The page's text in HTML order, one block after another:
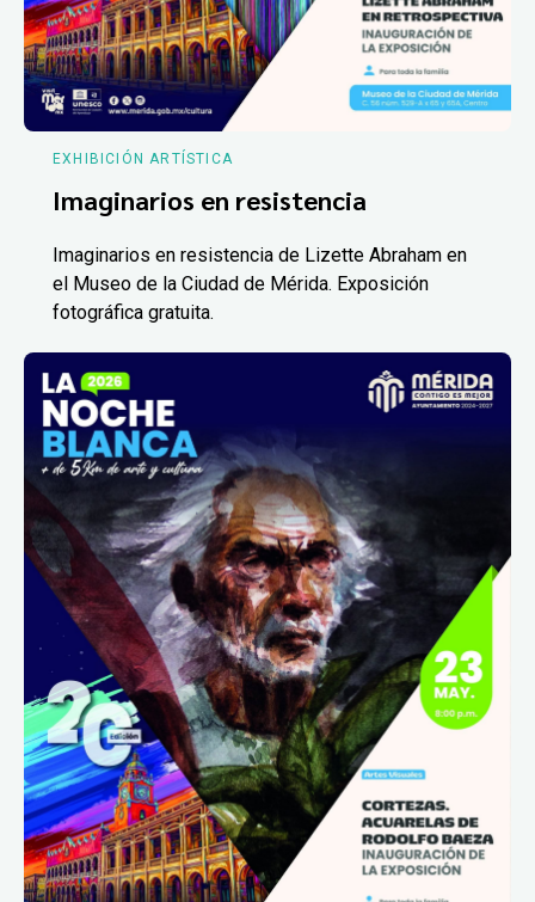
EXHIBICIÓN ARTÍSTICA
Imaginarios en resistencia
Imaginarios en resistencia de Lizette Abraham en
el Museo de la Ciudad de Mérida. Exposición
fotográfica gratuita.